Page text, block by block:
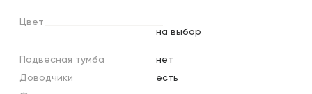
Цвет
на выбор
Подвесная тумба
нет
Доводчики
есть